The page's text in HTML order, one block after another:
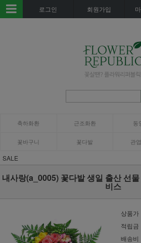
로그인 회원가입
축하화환 근조화환 동
꽃바구니 꽃다발 관
SALE
내사랑(a_0005) 꽃다발 생일 출산 선
비스
상품가
적립금
배송비